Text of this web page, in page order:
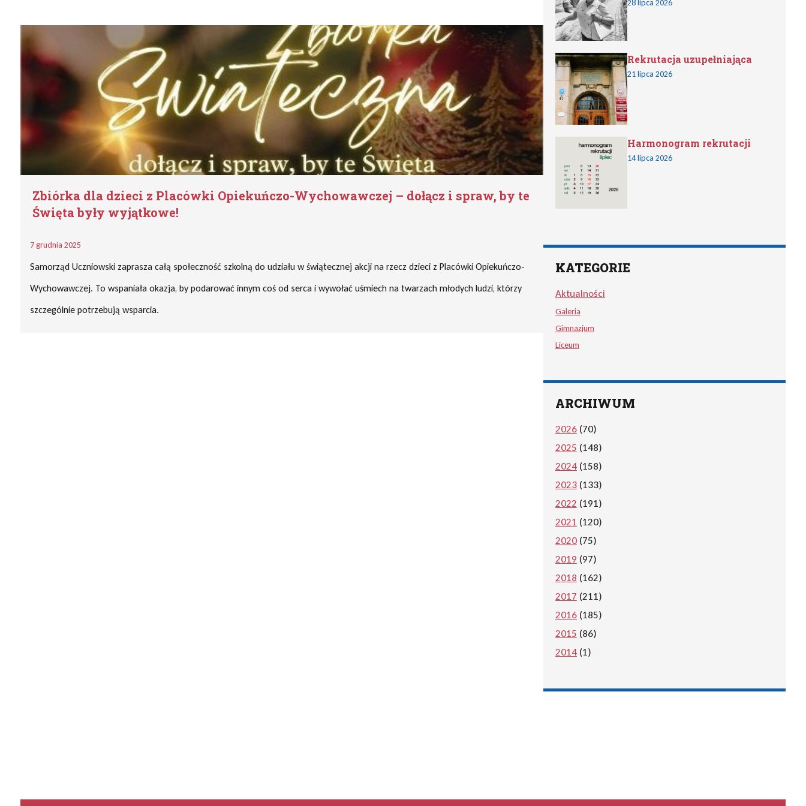
Zbiórka dla dzieci z Placówki Opiekuńczo-Wychowawczej – dołącz i spraw, by te
Święta były wyjątkowe!
7 grudnia 2025
Samorząd Uczniowski zaprasza całą społeczność szkolną do udziału w świątecznej akcji na rzecz dzieci z Placówki Opiekuńczo-
Wychowawczej. To wspaniała okazja, by podarować innym coś od serca i wywołać uśmiech na twarzach młodych ludzi, którzy
szczególnie potrzebują wsparcia.
28 lipca 2026
Rekrutacja uzupełniająca
21 lipca 2026
Harmonogram rekrutacji
14 lipca 2026
KATEGORIE
Aktualności
Galeria
Gimnazjum
Liceum
ARCHIWUM
2026(70)
2025 (148)
2024(158)
2023(133)
2022 (191)
2021 (120)
2020(75)
2019 (97)
2018 (162)
2017 (211)
2016(185)
2015 (86)
2014(1)